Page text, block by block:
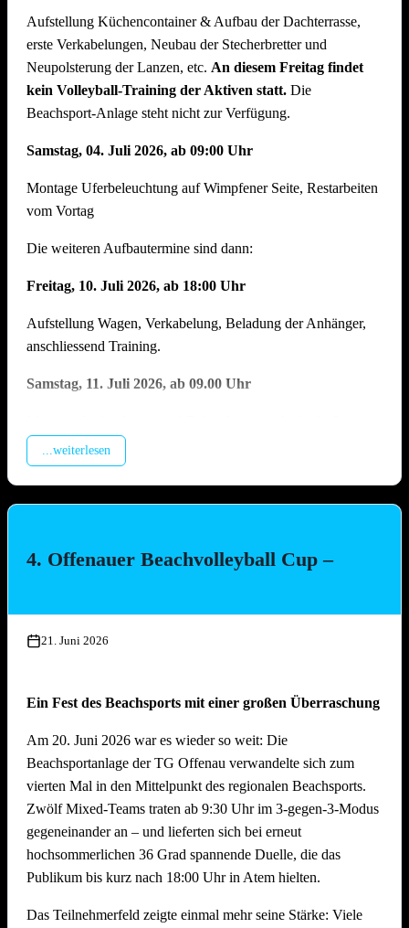
auch der Abbau muss organisiert sein. Bitte helft mit, dass
nach intensiven Festtagen mit vielen Helferinnen und Helfern
der Abbau schnell und zügig voranschreitet. Hier können wir
jede helfende Hand gebrauchen.Auch nach einem
Arbeitstag am Arbeitsplatz bitte zum Feierabend ans
reichlich für alle Helfer vorhanden!
Aufstellung Küchencontainer & Aufbau der Dachterrasse,
erste Verkabelungen, Neubau der Stecherbretter und
Neupolsterung der Lanzen, etc. An diesem Freitag findet
kein Volleyball-Training der Aktiven statt. Die
Beachsport-Anlage steht nicht zur Verfügung.
Samstag, 04. Juli 2026, ab 09:00 Uhr
Montage Uferbeleuchtung auf Wimpfener Seite, Restarbeiten
vom Vortag
Die weiteren Aufbautermine sind dann:
Freitag, 10. Juli 2026, ab 18:00 Uhr
Aufstellung Wagen, Verkabelung, Beladung der Anhänger,
anschliessend Training.
Samstag, 11. Juli 2026, ab 09.00 Uhr
Spülzelt, Verkabelung Wagen
Mittwoch, 15. Juli 2026, ab 17.00 Uhr
Gläserreinigung, Infrastruktur, Bierwagen, Aufstellung
Garnituren, Aufbau Zelt
Restarbeiten, Fertigstellung Gelände und Inbetriebnahme
technische Gerätschaften
Anschliessend traditionelles Grillfest!
Samstag, 18. Juli 2026 ab 09.00 Uhr
Dekoration Festplatz, Preisaushang, Herstellung Salate
(Vereinsküche Saline)
Dienstag, 21. Juli 2026 ab 09.00 Uhr
...weiterlesen
4. Offenauer Beachvolleyball Cup –
21. Juni 2026
Ein Fest des Beachsports mit einer großen Überraschung
Am 20. Juni 2026 war es wieder so weit: Die
Beachsportanlage der TG Offenau verwandelte sich zum
vierten Mal in den Mittelpunkt des regionalen Beachsports.
Zwölf Mixed-Teams traten ab 9:30 Uhr im 3-gegen-3-Modus
gegeneinander an – und lieferten sich bei erneut
hochsommerlichen 36 Grad spannende Duelle, die das
Publikum bis kurz nach 18:00 Uhr in Atem hielten.
Das Teilnehmerfeld zeigte einmal mehr seine Stärke: Viele